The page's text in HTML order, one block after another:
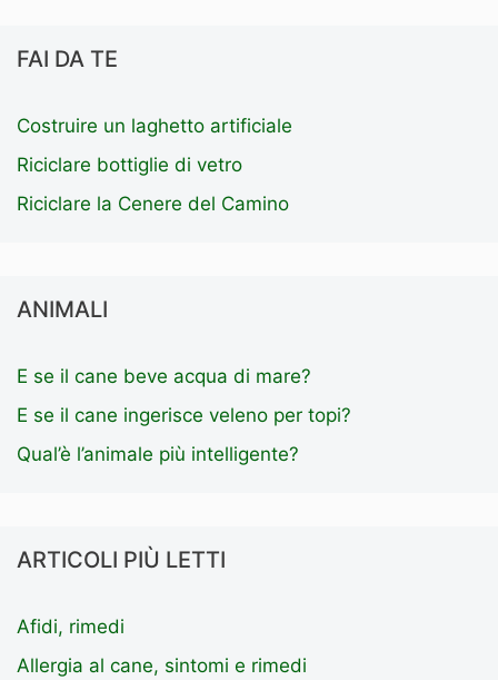
FAI DA TE
Costruire un laghetto artificiale
Riciclare bottiglie di vetro
Riciclare la Cenere del Camino
ANIMALI
E se il cane beve acqua di mare?
E se il cane ingerisce veleno per topi?
Qual’è l’animale più intelligente?
ARTICOLI PIÙ LETTI
Afidi, rimedi
Allergia al cane, sintomi e rimedi